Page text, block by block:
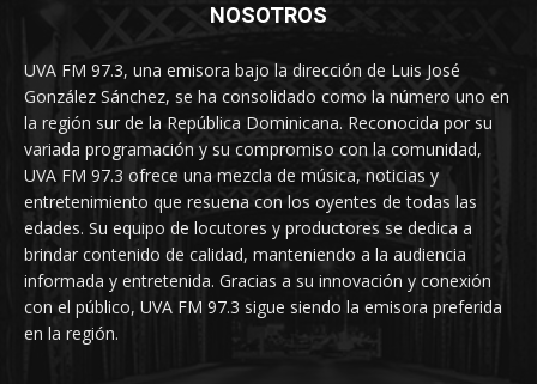
NOSOTROS
UVA FM 97.3, una emisora bajo la dirección de Luis José
González Sánchez, se ha consolidado como la número uno en
la región sur de la República Dominicana. Reconocida por su
variada programación y su compromiso con la comunidad,
UVA FM 97.3 ofrece una mezcla de música, noticias y
entretenimiento que resuena con los oyentes de todas las
edades. Su equipo de locutores y productores se dedica a
brindar contenido de calidad, manteniendo a la audiencia
informada y entretenida. Gracias a su innovación y conexión
con el público, UVA FM 97.3 sigue siendo la emisora preferida
en la región.